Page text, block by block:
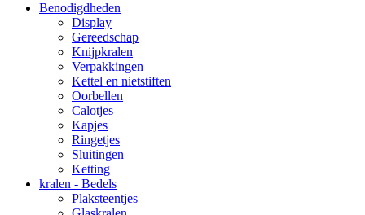
Benodigdheden
Display
Gereedschap
Knijpkralen
Verpakkingen
Kettel en nietstiften
Oorbellen
Calotjes
Kapjes
Ringetjes
Sluitingen
Ketting
kralen - Bedels
Plaksteentjes